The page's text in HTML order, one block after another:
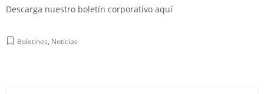
Descarga nuestro boletín corporativo aquí
Boletines, Noticias